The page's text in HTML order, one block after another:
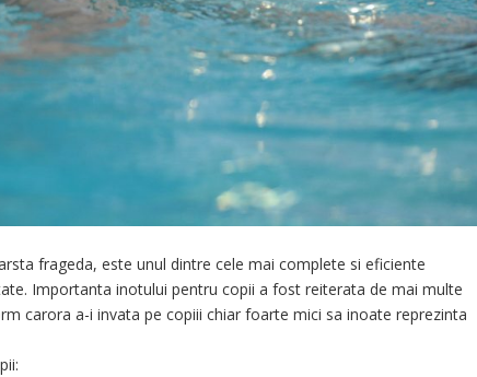
frageda, este unul dintre cele mai complete si eficiente
Importanta inotului pentru copii a fost reiterata de mai multe
carora a-i invata pe copiii chiar foarte mici sa inoate reprezinta